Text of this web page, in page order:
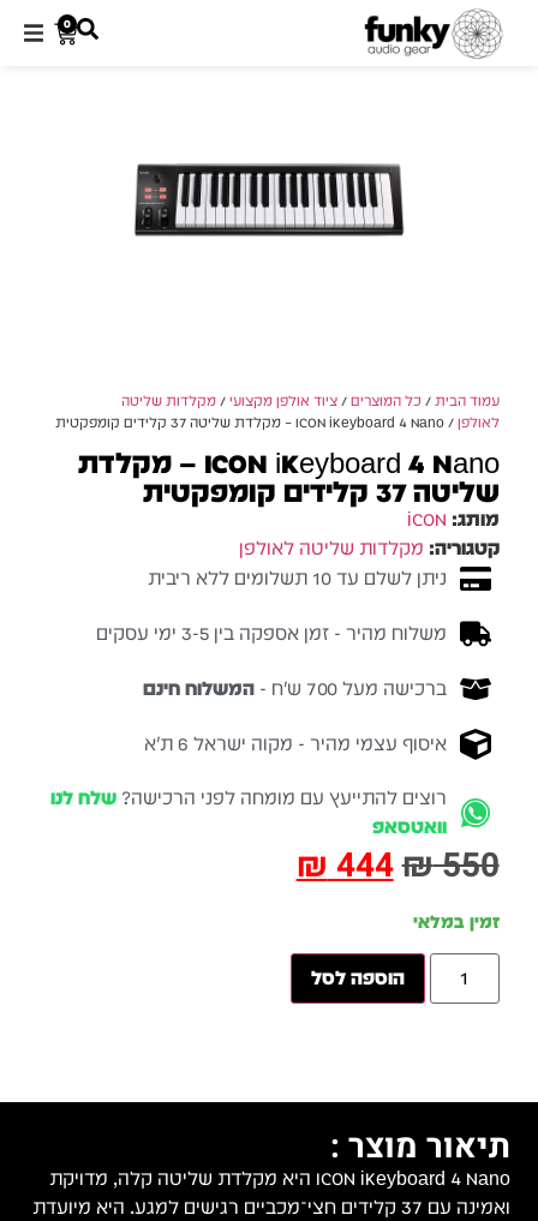
0
עמוד הבית / כל המוצרים /ציוד אולפן מקצועי /מקלדות שליטה
לאולפן / ICON iKeyboard 4 Nano – מקלדת שליטה 37 קלידים קומפקטית
ICON iKeyboard 4 Nano – מקלדת
שליטה 37 קלידים קומפקטית
מותג: iCON
קטגוריה: מקלדות שליטה לאולפן
ניתן לשלם עד 10 תשלומים ללא ריבית
משלוח מהיר - זמן אספקה בין 3-5 ימי עסקים
ברכישה מעל 700 ש״ח - המשלוח חינם
איסוף עצמי מהיר - מקוה ישראל 6 ת״א
רוצים להתייעץ עם מומחה לפני הרכישה? שלח לנו
וואטסאפ
₪550
₪444
זמין במלאי
הוספה לסל
תיאור מוצר :
ICON iKeyboard 4 Nano היא מקלדת שליטה קלה, מדויקת
ואמינה עם 37 קלידים חצי־מכביים רגישים למגע. היא מיועדת